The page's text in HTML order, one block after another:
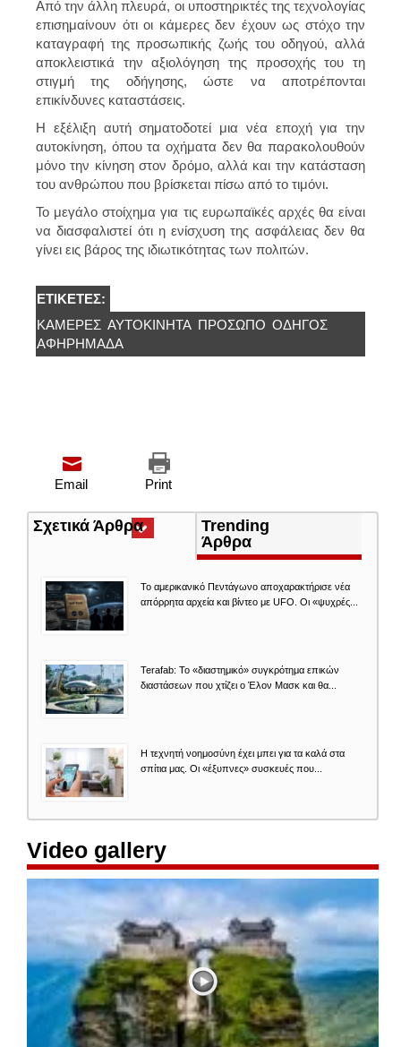
Από την άλλη πλευρά, οι υποστηρικτές της τεχνολογίας
επισημαίνουν ότι οι κάμερες δεν έχουν ως στόχο την
καταγραφή της προσωπικής ζωής του οδηγού, αλλά
αποκλειστικά την αξιολόγηση της προσοχής του τη
στιγμή της οδήγησης, ώστε να αποτρέπονται
επικίνδυνες καταστάσεις.
Η εξέλιξη αυτή σηματοδοτεί μια νέα εποχή για την
αυτοκίνηση, όπου τα οχήματα δεν θα παρακολουθούν
μόνο την κίνηση στον δρόμο, αλλά και την κατάσταση
του ανθρώπου που βρίσκεται πίσω από το τιμόνι.
Το μεγάλο στοίχημα για τις ευρωπαϊκές αρχές θα είναι
να διασφαλιστεί ότι η ενίσχυση της ασφάλειας δεν θα
γίνει εις βάρος της ιδιωτικότητας των πολιτών.
ΕΤΙΚΈΤΕΣ:
ΚΆΜΕΡΕΣ ΑΥΤΟΚΊΝΗΤΑ ΠΡΌΣΩΠΟ ΟΔΗΓΟΣ
ΑΦΗΡΗΜΑΔΑ
Print
Email
Σχετικά Άρθρα(ενεργή
καρτέλα)
Trending
Άρθρα
Το αμερικανικό Πεντάγωνο αποχαρακτήρισε νέα
απόρρητα αρχεία και βίντεο με UFO. Οι «ψυχρές...
Terafab: Το «διαστημικό» συγκρότημα επικών
διαστάσεων που χτίζει ο Έλον Μασκ και θα...
Η τεχνητή νοημοσύνη έχει μπει για τα καλά στα
σπίτια μας. Οι «έξυπνες» συσκευές που...
Video gallery